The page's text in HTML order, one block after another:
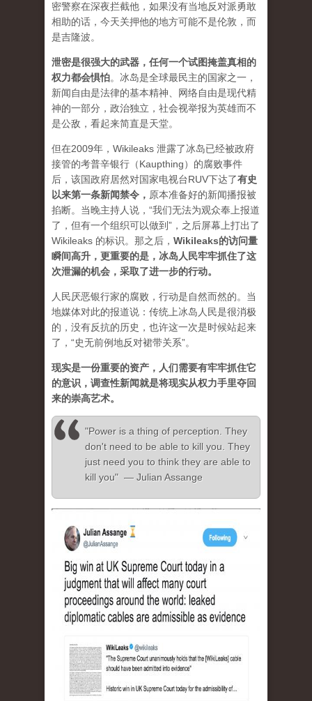
密警察在深夜拦截他，如果没有当地反对派勇敢
相助的话，今天关押他的地方可能不是伦敦，而
是吉隆波。
泄密是很强大的武器，任何一个试图掩盖真相的
权力都会惧怕。 冰岛是全球最民主的国家之一，
新闻自由是法律的基本精神、网络自由是现代精
神的一部分，政治独立，社会视举报为英雄而不
是公敌，看起来简直是天堂。
但在2009年，Wikileaks 泄露了冰岛已经被政府
接管的考普辛银行（Kaupthing）的腐败事件
后，该国政府居然对国家电视台RUV下达了有史
以来第一条新闻禁令 ， 原本准备好的新闻播报被
掐断。当晚主持人说，“我们无法为观众奉上报道
了，但有一个组织可以做到”，之后屏幕上打出了
Wikileaks 的标识。那之后， Wikileaks的访问量
瞬间高升，更重要的是，冰岛人民牢牢抓住了这
次泄漏的机会，采取了进一步的行动。
人民厌恶银行家的腐败，行动是自然而然的。当
地媒体对此的报道说：传统上冰岛人民是很消极
的，没有反抗的历史，也许这一次是时候站起来
了，“史无前例地反对裙带关系”。
现实是一份重要的资产，人们需要有牢牢抓住它
的意识，调查性新闻就是将现实从权力手里夺回
来的崇高艺术。
"Power is a thing of perception. They
don't need to be able to kill you. They
just need you to think they are able to
kill you" — Julian Assange